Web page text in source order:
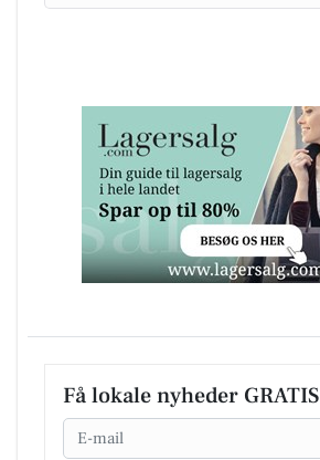
Få lokale nyheder GRATIS
Email